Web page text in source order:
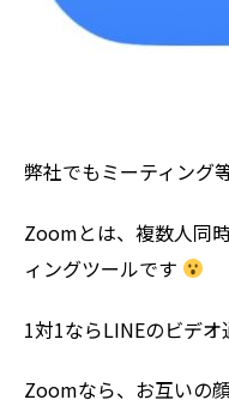
弊社でもミーティング
Zoomとは、複数人同
ィングツールです
1対1ならLINEのビデオ
Zoomなら、お互いの